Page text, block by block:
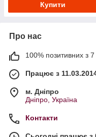
Купити
Про нас
100% позитивних з 7
Працює з
м. Дніпро
Дніпро, Україна
Контакти